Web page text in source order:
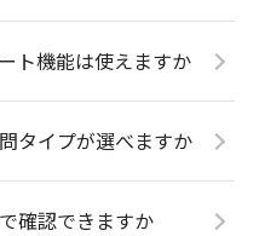
ト機能は使えますか
タイプが選べますか
確認できますか